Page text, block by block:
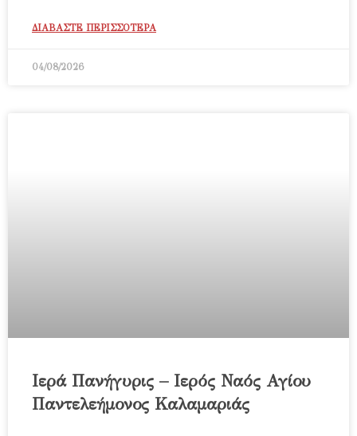
ΔΙΑΒΑΣΤΕ ΠΕΡΙΣΣΟΤΕΡΑ
04/08/2026
Ιερά Πανήγυρις – Ιερός Ναός Αγίου
Παντελεήμονος Καλαμαριάς